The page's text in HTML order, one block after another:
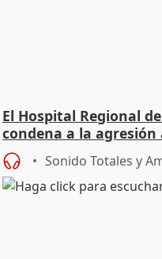
El Hospital Regional
condena a la
Urgencias
Sonido Totales y